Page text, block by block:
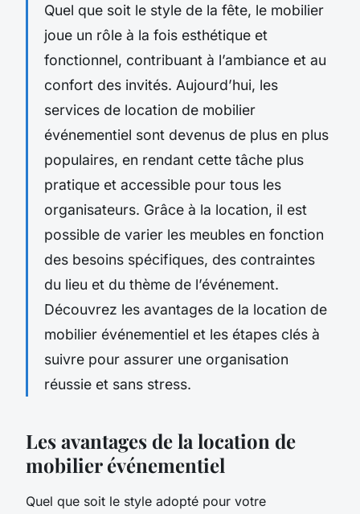
Quel que soit le style de la fête, le mobilier
joue un rôle à la fois esthétique et
fonctionnel, contribuant à l’ambiance et au
confort des invités. Aujourd’hui, les
services de location de mobilier
événementiel sont devenus de plus en plus
populaires, en rendant cette tâche plus
pratique et accessible pour tous les
organisateurs. Grâce à la location, il est
possible de varier les meubles en fonction
des besoins spécifiques, des contraintes
du lieu et du thème de l’événement.
Découvrez les avantages de la location de
mobilier événementiel et les étapes clés à
suivre pour assurer une organisation
réussie et sans stress.
Les avantages de la location de
mobilier événementiel
Quel que soit le style adopté pour votre